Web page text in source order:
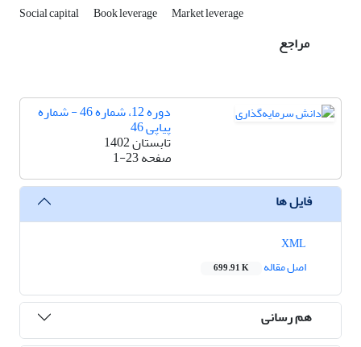
Social capital Book leverage Market leverage
مراجع
دوره 12، شماره 46 - شماره
پیاپی 46
تابستان 1402
صفحه1-23
فایل ها
اصل مقاله
699.91 K
هم رسانی